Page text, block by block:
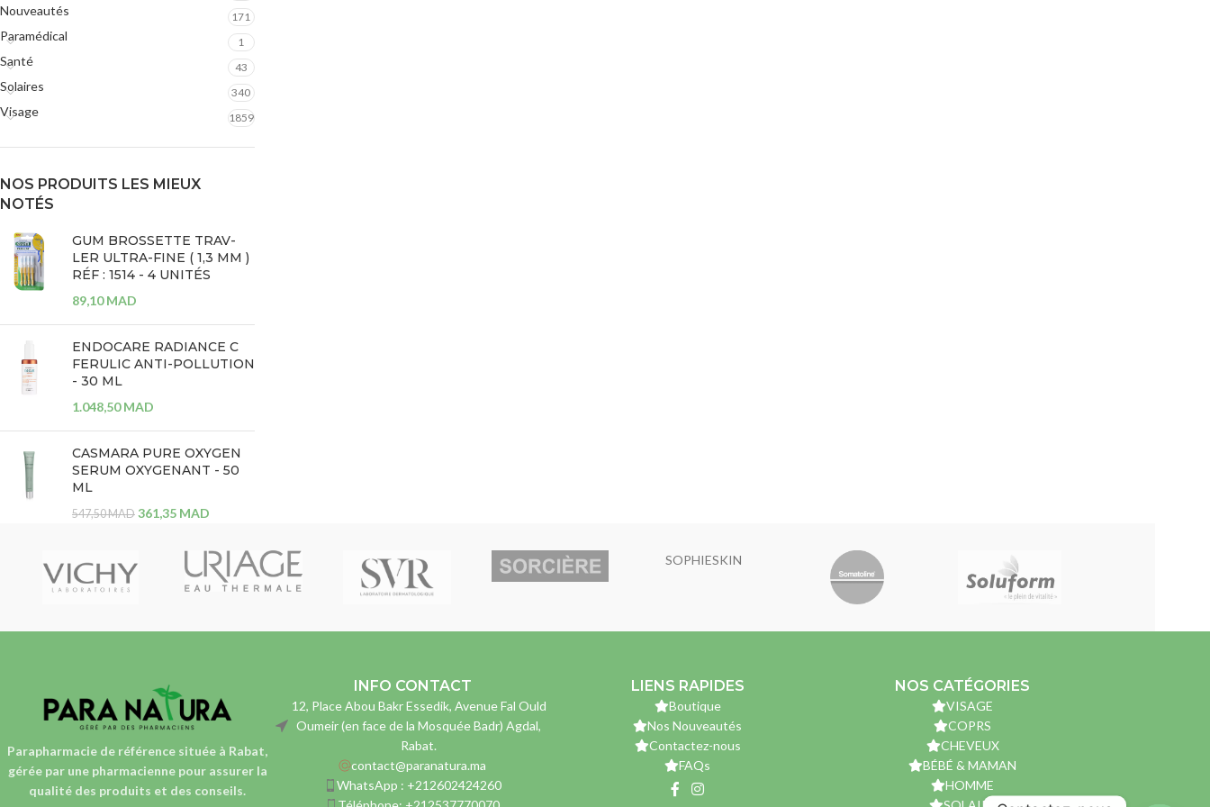
Eclat
Premières Rides
Rides Installées
Liftants
Anti-Age Global
Yeux et Lèvres
Solaires
Masques
Sérums
Crèmes et Soins Traitants
Solaires peaux sensibles
SOINS PEAUX ATOPIQUES
Solaires peaux atopiques
Nouveautés 171
Paramédical 1
Santé 43
Solaires 340
Visage 1859
NOS PRODUITS LES MIEUX
NOTÉS
GUM BROSSETTE TRAV-
LER ULTRA-FINE ( 1,3 MM )
RÉF : 1514 - 4 UNITÉS
89,10MAD
ENDOCARE RADIANCE C
FERULIC ANTI-POLLUTION
- 30 ML
1.048,50MAD
CASMARA PURE OXYGEN
SERUM OXYGENANT - 50
ML
547,50MAD 361,35 MAD
SOPHIESKIN
Parapharmacie de référence située à Rabat,
gérée par une pharmaciennepour assurer la
qualité des produits et des conseils.
INFO CONTACT
12, Place Abou Bakr Essedik, Avenue Fal Ould
Oumeir (en face de la Mosquée Badr) Agdal,
Rabat.
contact@paranatura.ma
WhatsApp : +212602424260
LIENS RAPIDES
Boutique
Nos Nouveautés
Contactez-nous
FAQs
NOS CATÉGORIES
VISAGE
COPRS
CHEVEUX
BÉBÉ & MAMAN
HOMME